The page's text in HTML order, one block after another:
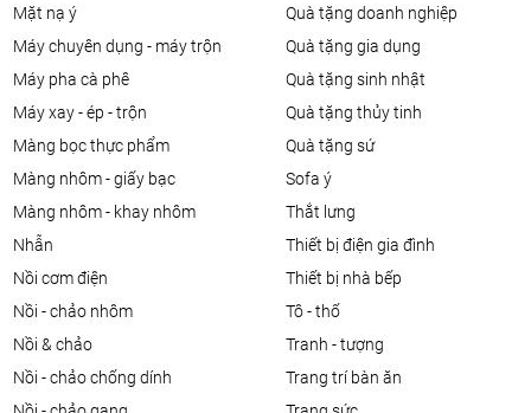
mặt nạ ý
máy chuyên dụng - máy trộn
máy pha cà phê
máy xay - ép - trộn
màng bọc thực phẩm
màng nhôm - giấy bạc
màng nhôm - khay nhôm
nhẫn
nồi cơm điện
nồi - chảo nhôm
nồi & chảo
nồi - chảo chống dính
quà tặng doanh nghiệp
quà tặng gia dụng
quà tặng sinh nhật
quà tặng thủy tinh
quà tặng sứ
sofa ý
thắt lưng
thiết bị điện gia đình
thiết bị nhà bếp
tô - thố
tranh - tượng
trang trí bàn ăn